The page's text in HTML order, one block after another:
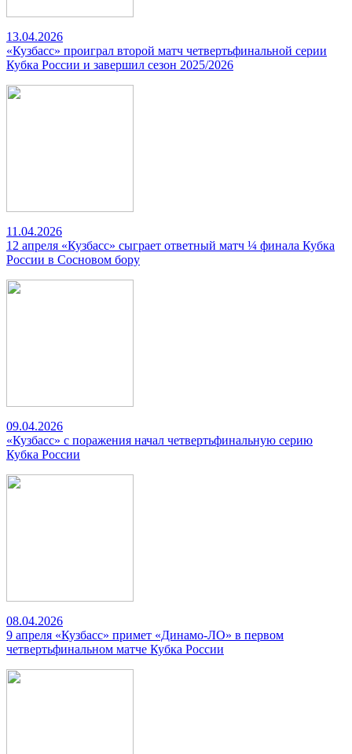
13.04.2026
«Кузбасс» проиграл второй матч четвертьфинальной серии
Кубка России и завершил сезон 2025/2026
11.04.2026
12 апреля «Кузбасс» сыграет ответный матч ¼ финала Кубка
России в Сосновом бору
09.04.2026
«Кузбасс» с поражения начал четвертьфинальную серию
Кубка России
08.04.2026
9 апреля «Кузбасс» примет «Динамо-ЛО» в первом
четвертьфинальном матче Кубка России